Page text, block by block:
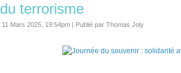
du terrorisme
11 Mars 2025, 19:54pm | Publié par Thomas Joly